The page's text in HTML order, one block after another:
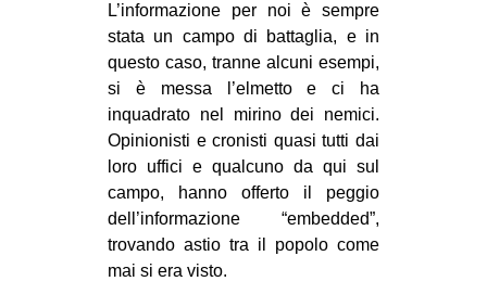
L’informazione per noi è sempre
stata un campo di battaglia, e in
questo caso, tranne alcuni esempi,
si è messa l’elmetto e ci ha
inquadrato nel mirino dei nemici.
Opinionisti e cronisti quasi tutti dai
loro uffici e qualcuno da qui sul
campo, hanno offerto il peggio
dell’informazione “embedded”,
trovando astio tra il popolo come
mai si era visto.